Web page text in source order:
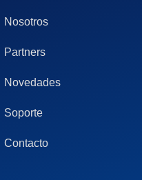
Nosotros
Partners
Novedades
Soporte
Contacto